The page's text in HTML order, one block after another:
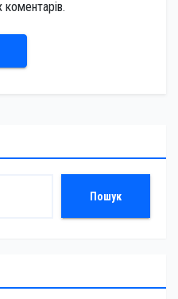
Пошук